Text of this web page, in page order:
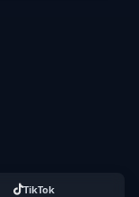
TikTok